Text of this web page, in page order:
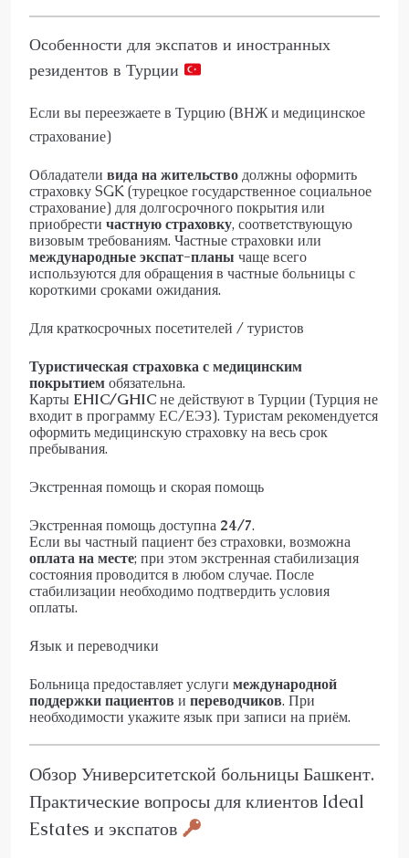
Особенности для экспатов и иностранных
резидентов в Турции
Если вы переезжаете в Турцию (ВНЖ и медицинское
страхование)
Обладатели вида на жительстводолжны оформить
страховку SGK (турецкое государственное социальное
страхование) для долгосрочного покрытия или
приобрести частную страховку, соответствующую
визовым требованиям. Частные страховки или
международные экспат-планы чаще всего
используются для обращения в частные больницы с
короткими сроками ожидания.
Для краткосрочных посетителей / туристов
Туристическая страховка с медицинским
покрытиемобязательна.
Карты EHIC/GHICне действуют в Турции (Турция не
входит в программу ЕС/ЕЭЗ). Туристам рекомендуется
оформить медицинскую страховку на весь срок
пребывания.
Экстренная помощь и скорая помощь
Экстренная помощь доступна 24/7.
Если вы частный пациент без страховки, возможна
оплата на месте; при этом экстренная стабилизация
состояния проводится в любом случае. После
стабилизации необходимо подтвердить условия
оплаты.
Язык и переводчики
Больница предоставляет услуги международной
поддержки пациентов и переводчиков. При
необходимости укажите язык при записи на приём.
Обзор Университетской больницы Башкент.
Практические вопросы для клиентов Ideal
Estates и экспатов